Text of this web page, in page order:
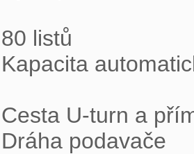
80 listů
Kapacita
Cesta U-turn a
Dráha podavače